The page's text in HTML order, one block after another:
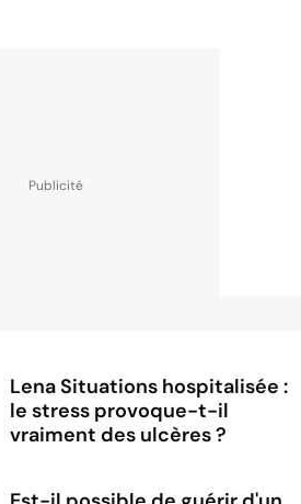
Lena Situations hospitalisée :
le stress provoque-t-il
vraiment des ulcères ?